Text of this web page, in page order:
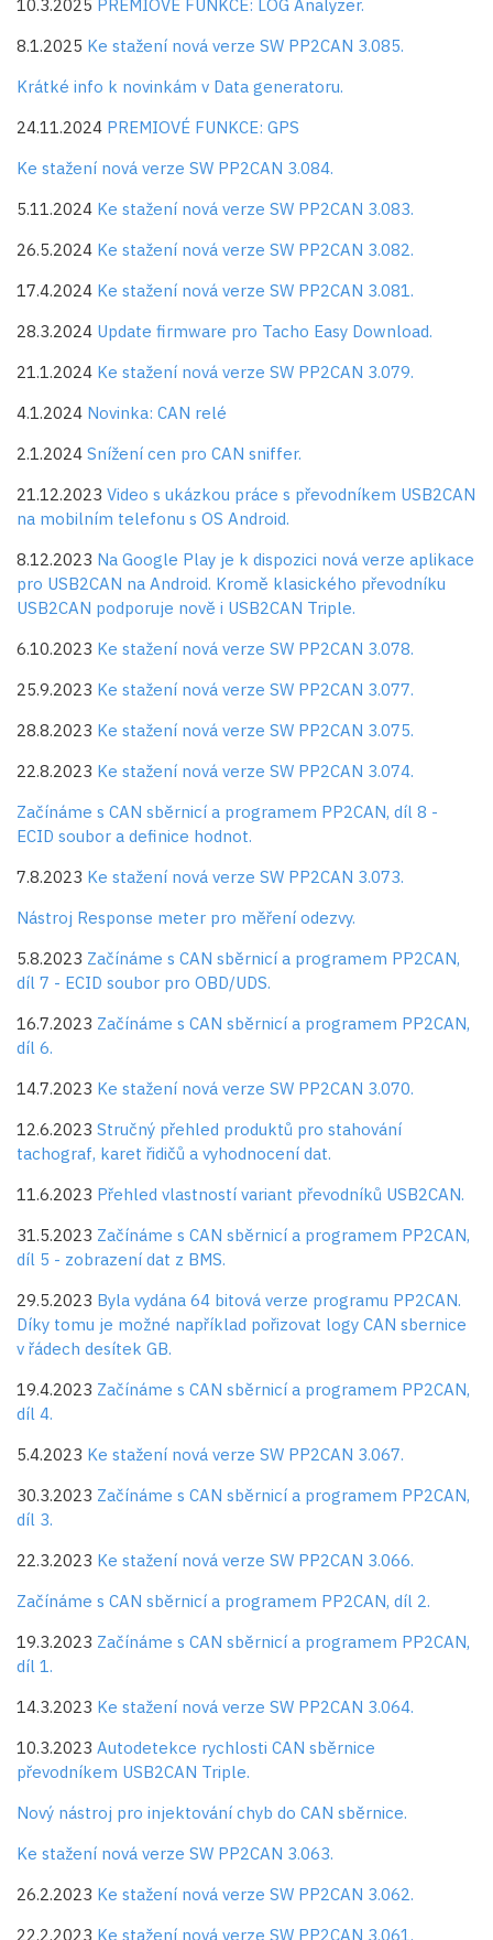
10.3.2025 PREMIOVÉ FUNKCE: LOG Analyzer.
8.1.2025 Ke stažení nová verze SW PP2CAN 3.085.
Krátké info k novinkám v Data generatoru.
24.11.2024 PREMIOVÉ FUNKCE: GPS
Ke stažení nová verze SW PP2CAN 3.084.
5.11.2024 Ke stažení nová verze SW PP2CAN 3.083.
26.5.2024 Ke stažení nová verze SW PP2CAN 3.082.
17.4.2024 Ke stažení nová verze SW PP2CAN 3.081.
28.3.2024 Update firmware pro Tacho Easy Download.
21.1.2024 Ke stažení nová verze SW PP2CAN 3.079.
4.1.2024 Novinka: CAN relé
2.1.2024 Snížení cen pro CAN sniffer.
21.12.2023 Video s ukázkou práce s převodníkem USB2CAN
na mobilním telefonu s OS Android.
8.12.2023 Na Google Play je k dispozici nová verze aplikace
pro USB2CAN na Android. Kromě klasického převodníku
USB2CAN podporuje nově i USB2CAN Triple.
6.10.2023 Ke stažení nová verze SW PP2CAN 3.078.
25.9.2023 Ke stažení nová verze SW PP2CAN 3.077.
28.8.2023 Ke stažení nová verze SW PP2CAN 3.075.
22.8.2023 Ke stažení nová verze SW PP2CAN 3.074.
Začínáme s CAN sběrnicí a programem PP2CAN, díl 8 -
ECID soubor a definice hodnot.
7.8.2023 Ke stažení nová verze SW PP2CAN 3.073.
Nástroj Response meter pro měření odezvy.
5.8.2023 Začínáme s CAN sběrnicí a programem PP2CAN,
díl 7 - ECID soubor pro OBD/UDS.
16.7.2023 Začínáme s CAN sběrnicí a programem PP2CAN,
díl 6.
14.7.2023 Ke stažení nová verze SW PP2CAN 3.070.
12.6.2023 Stručný přehled produktů pro stahování
tachograf, karet řidičů a vyhodnocení dat.
11.6.2023 Přehled vlastností variant převodníků USB2CAN.
31.5.2023 Začínáme s CAN sběrnicí a programem PP2CAN,
díl 5 - zobrazení dat z BMS.
29.5.2023 Byla vydána 64 bitová verze programu PP2CAN.
Díky tomu je možné například pořizovat logy CAN sbernice
v řádech desítek GB.
19.4.2023 Začínáme s CAN sběrnicí a programem PP2CAN,
díl 4.
5.4.2023 Ke stažení nová verze SW PP2CAN 3.067.
30.3.2023 Začínáme s CAN sběrnicí a programem PP2CAN,
díl 3.
22.3.2023 Ke stažení nová verze SW PP2CAN 3.066.
Začínáme s CAN sběrnicí a programem PP2CAN, díl 2.
19.3.2023 Začínáme s CAN sběrnicí a programem PP2CAN,
díl 1.
14.3.2023 Ke stažení nová verze SW PP2CAN 3.064.
10.3.2023 Autodetekce rychlosti CAN sběrnice
převodníkem USB2CAN Triple.
Nový nástroj pro injektování chyb do CAN sběrnice.
Ke stažení nová verze SW PP2CAN 3.063.
26.2.2023 Ke stažení nová verze SW PP2CAN 3.062.
22.2.2023 Ke stažení nová verze SW PP2CAN 3.061.